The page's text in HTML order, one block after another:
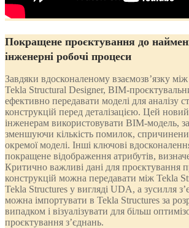
Покращене проєктування до
інженерні робочі процеси
Завдяки вдосконаленому взаємозв’язку
Tekla Structural Designer, BIM-
ефективно передавати моделі для аналізу
конструкцій перед деталізацією. Цей новий
інженерам використовувати BIM-модель,
зменшуючи кількість помилок,
окремої моделі. Інші ключові
покращене відображення атрибутів,
Критично важливі дані для проєктування
конструкцій можна передавати між Tekla
Tekla Structures у вигляді UDA, а зусилля
можна імпортувати в Tekla Structures за
випадком і візуалізувати для більш
проєктування з’єднань.